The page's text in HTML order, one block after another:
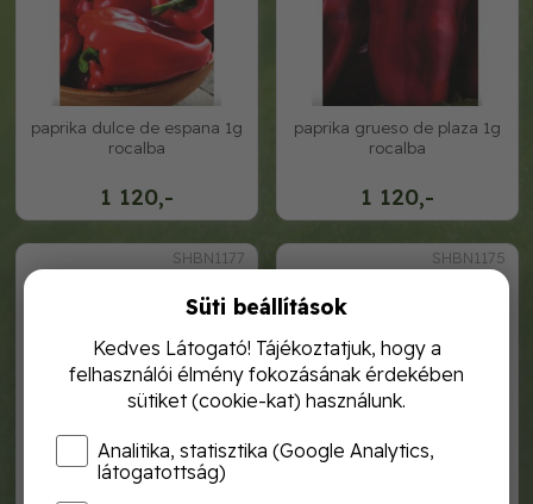
1 120,-
paprika dulce de espana 1g
rocalba
1 120,-
paprika grueso de plaza 1g
rocalba
SHBN1177 SHBN1175
Süti beállítások
Kedves Látogató! Tájékoztatjuk, hogy a
felhasználói élmény fokozásának érdekében
sütiket (cookie-kat) használunk.
Analitika, statisztika (Google Analytics,
látogatottság)